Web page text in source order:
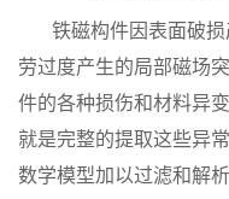
铁磁构件因表面破
劳过度产生的局部磁场
件的各种损伤和材料异变
就是完整的提取这些异
数学模型加以过滤和解